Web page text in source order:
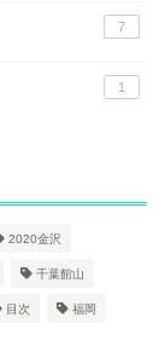
7
1
2020金沢
千葉館山
目次 福岡